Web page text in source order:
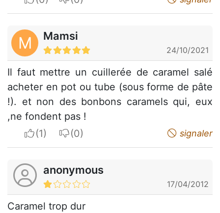
M Mamsi
24/10/2021
Il faut mettre un cuillerée de caramel salé
acheter en pot ou tube (sous forme de pâte
!). et non des bonbons caramels qui, eux
,ne fondent pas !
I apreciateI do not appreciate signaler
anonymous
17/04/2012
Caramel trop dur